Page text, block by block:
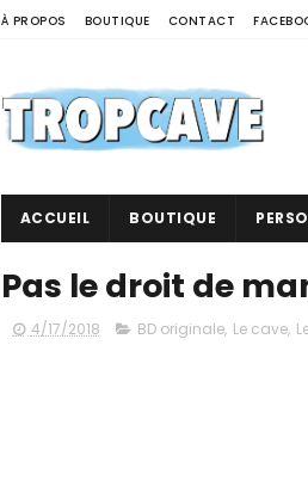
À PROPOS BOUTIQUE CONTACT
ACCUEIL BOUTIQUE
Pas le droit de
4/17/2018 BD originale, Le cave,